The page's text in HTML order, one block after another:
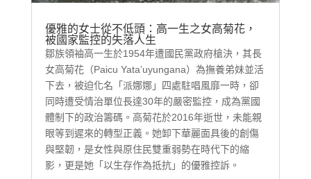
優雅的女士從不低頭：高一生之女高菊花，
被國家監控的失落人生
鄒族領袖高一生於1954年遭國民黨政府槍決，其長
女高菊花（Paicu Yata’uyungana）為撫養弟妹並活
下去，被迫化名「派娜娜」四處駐唱風靡一時，卻
同時遭受情治單位長達30年的嚴密監控，成為黨國
體制下的政治籌碼。高菊花於2016年逝世，未能親
眼等到遲來的轉型正義。她卸下華麗面具後的創傷
與堅韌，是女性與原住民雙重弱勢在時代下的縮
影，更是她「以生存作為抵抗」的優雅控訴。